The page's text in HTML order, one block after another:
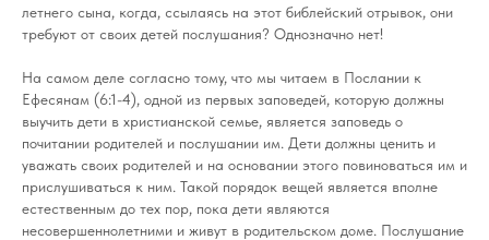
летнего сына, когда, ссылаясь на этот библейский отрывок, они
требуют от своих детей послушания? Однозначно нет!
На самом деле согласно тому, что мы читаем в Послании к
Ефесянам (6:1-4), одной из первых заповедей, которую должны
выучить дети в христианской семье, является заповедь о
почитании родителей и послушании им. Дети должны ценить и
уважать своих родителей и на основании этого повиноваться им и
прислушиваться к ним. Такой порядок вещей является вполне
естественным до тех пор, пока дети являются
несовершеннолетними и живут в родительском доме. Послушание